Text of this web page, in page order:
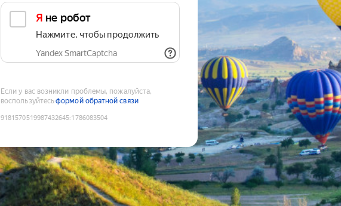
Я не робот
Нажмите, чтобы продолжить
Yandex SmartCaptcha
Если у вас возникли проблемы, пожалуйста,
воспользуйтесьформой обратной связи
9181570519987432645:1786083504